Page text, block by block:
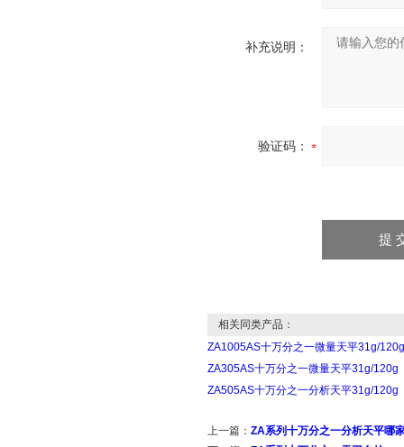
补充说明：
验证码：
相关同类产品：
ZA1005AS十万分之一微量天平31g/120g
ZA305AS十万分之一微量天平31g/120g
ZA505AS十万分之一分析天平31g/120g
上一篇： ZA系列十万分之一分析天平哪